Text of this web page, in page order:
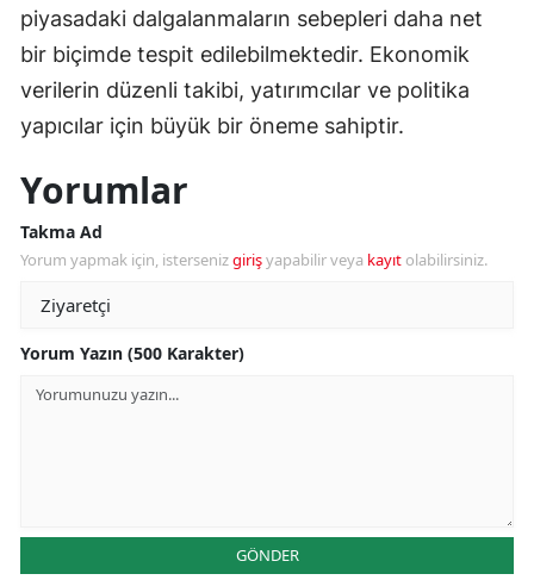
piyasadaki dalgalanmaların sebepleri daha net
bir biçimde tespit edilebilmektedir. Ekonomik
verilerin düzenli takibi, yatırımcılar ve politika
yapıcılar için büyük bir öneme sahiptir.
Yorumlar
Takma Ad
Yorum yapmak için, istersenizgirişyapabilir veya kayıt olabilirsiniz.
Yorum Yazın (500 Karakter)
GÖNDER